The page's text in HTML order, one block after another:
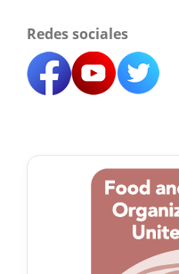
Redes sociales